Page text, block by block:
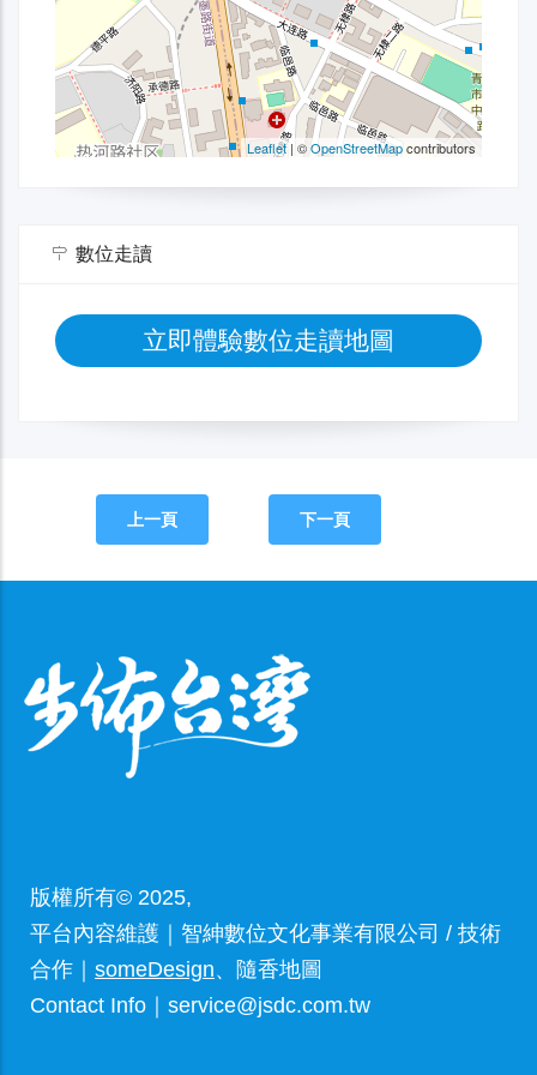
數位走讀
立即體驗數位走讀地圖
上一頁 下一頁
版權所有© 2025,
平台內容維護｜智紳數位文化事業有限公司 / 技術
合作｜ someDesign、隨香地圖
Contact Info｜service@jsdc.com.tw